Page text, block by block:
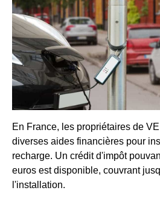
En France, les propriétaires de
diverses aides financières pour
recharge. Un crédit d'impôt
euros est disponible, couvrant
l'installation.